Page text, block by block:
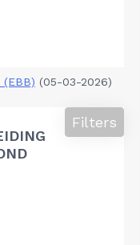
(05-03-2026)
Filters